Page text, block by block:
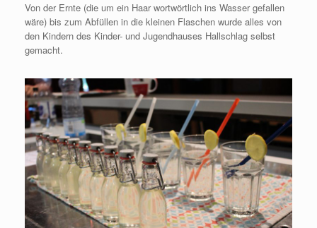
Von der Ernte (die um ein Haar wortwörtlich ins Wasser gefallen
wäre) bis zum Abfüllen in die kleinen Flaschen wurde alles von
den Kindern des Kinder- und Jugendhauses Hallschlag selbst
gemacht.